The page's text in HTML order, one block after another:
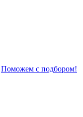
Поможем с подбором!